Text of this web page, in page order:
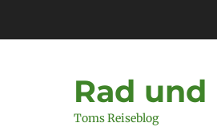
Rad und
Toms Reiseblog